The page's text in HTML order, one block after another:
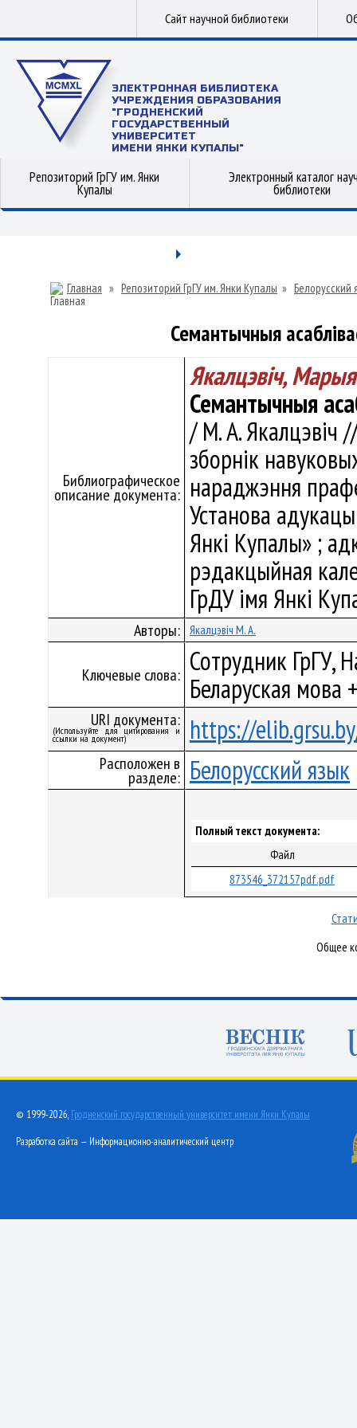
Сайт научной библиотеки
ЭЛЕКТРОННАЯ БИБЛИОТЕКА
УЧРЕЖДЕНИЯ ОБРАЗОВАНИЯ
"ГРОДНЕНСКИЙ
ГОСУДАРСТВЕННЫЙ
УНИВЕРСИТЕТ
ИМЕНИ ЯНКИ КУПАЛЫ"
Репозиторий ГрГУ им. Янки
Купалы
Электронный каталог
библиотеки
Главная » Репозиторий ГрГУ им. Янки Купалы » Белорусский
Семантычныя
Библиографическое
описание документа:
Якалцэвіч,
Семантычныя
/ М. А. Якалцэвіч
зборнік
нараджэння
Установа
Янкі Купалы» ;
рэдакцыйная
ГрДУ імя Янкі
Авторы: Якалцэвіч М. А.
Ключевые слова: Сотрудник ГрГУ,
Беларуская мова
URI документа:
(Используйте для цитирования и
ссылки на документ) https://
Расположен в
разделе: Белорусский язык
Полный текст документа:
Файл
873546_372157pdf.pdf
Общее
© 1999-2026, Гродненский государственный университет имени Янки Купалы
Разработка сайта — Информационно-аналитический центр